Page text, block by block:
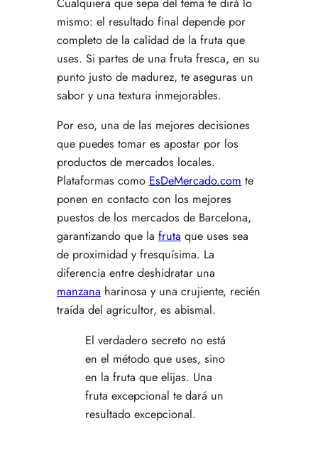
Cualquiera que sepa del tema te dirá lo
mismo: el resultado final depende por
completo de la calidad de la fruta que
uses. Si partes de una fruta fresca, en su
punto justo de madurez, te aseguras un
sabor y una textura inmejorables.
Por eso, una de las mejores decisiones
que puedes tomar es apostar por los
productos de mercados locales.
Plataformas como EsDeMercado.com te
ponen en contacto con los mejores
puestos de los mercados de Barcelona,
garantizando que la fruta que uses sea
de proximidad y fresquísima. La
diferencia entre deshidratar una
manzana harinosa y una crujiente, recién
traída del agricultor, es abismal.
El verdadero secreto no está
en el método que uses, sino
en la fruta que elijas. Una
fruta excepcional te dará un
resultado excepcional.